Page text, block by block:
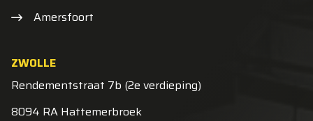
Amersfoort
ZWOLLE
Rendementstraat 7b (2e verdieping)
8094 RA Hattemerbroek